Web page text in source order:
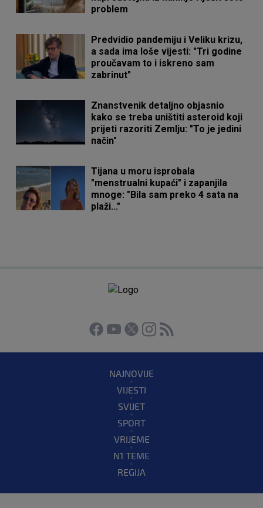
problem
Predvidio pandemiju i Veliku krizu,
a sada ima loše vijesti: "Tri godine
proučavam to i iskreno sam
zabrinut"
Znanstvenik detaljno objasnio
kako se treba uništiti asteroid koji
prijeti razoriti Zemlju: "To je jedini
način"
Tijana u moru isprobala
"menstrualni kupaći" i zapanjila
mnoge: "Bila sam preko 4 sata na
plaži..."
NAJNOVIJE
VIJESTI
SVIJET
SPORT
VRIJEME
N1 TEME
REGIJA